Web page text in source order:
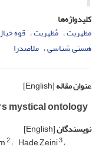
کلیدواژه‌ها
مَظهریت مُظهریت قوه
هستی شناسی ملاصدرا
عنوان مقاله[English]
mystical ontology
نویسندگان[English]
2 Hade Zeini3